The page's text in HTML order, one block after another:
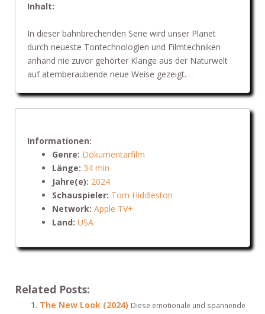
Inhalt:
In dieser bahnbrechenden Serie wird unser Planet
durch neueste Tontechnologien und Filmtechniken
anhand nie zuvor gehörter Klänge aus der Naturwelt
auf atemberaubende neue Weise gezeigt.
Informationen:
Genre: Dokumentarfilm
Länge: 34 min
Jahre(e): 2024
Schauspieler: Tom Hiddleston
Network: Apple TV+
Land: USA
Related Posts:
The New Look (2024) Diese emotionale und spannende